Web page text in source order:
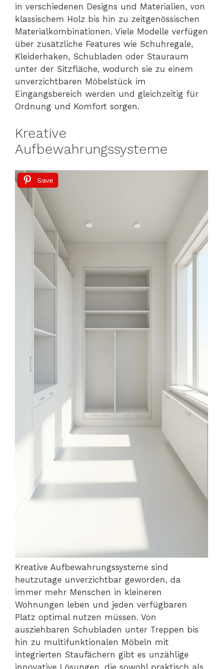
in verschiedenen Designs und Materialien, von
klassischem Holz bis hin zu zeitgenössischen
Materialkombinationen. Viele Modelle verfügen
über zusätzliche Features wie Schuhregale,
Kleiderhaken, Schubladen oder Stauraum
unter der Sitzfläche, wodurch sie zu einem
unverzichtbaren Möbelstück im
Eingangsbereich werden und gleichzeitig für
Ordnung und Komfort sorgen.
Kreative
Aufbewahrungssysteme
Save
Kreative Aufbewahrungssysteme sind
heutzutage unverzichtbar geworden, da
immer mehr Menschen in kleineren
Wohnungen leben und jeden verfügbaren
Platz optimal nutzen müssen. Von
ausziehbaren Schubladen unter Treppen bis
hin zu multifunktionalen Möbeln mit
integrierten Staufächern gibt es unzählige
innovative Lösungen, die sowohl praktisch als